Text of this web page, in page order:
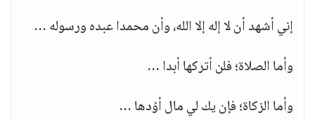
إني أشهد أن لا إله إلا الله، وأن محمدا عبده ورسوله …
وأما الصلاة؛ فلن أتركها أبدا …
وأما الزكاة؛ فإن يك لي مال أؤدها …